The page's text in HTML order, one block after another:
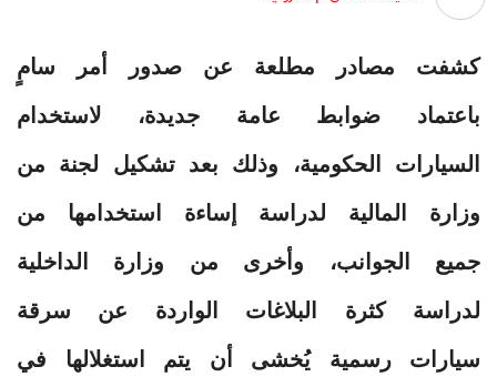
كشفت مصادر مطلعة عن صدور أمر سامٍ
باعتماد ضوابط عامة جديدة، لاستخدام
السيارات الحكومية، وذلك بعد تشكيل لجنة من
وزارة المالية لدراسة إساءة استخدامها من
جميع الجوانب، وأخرى من وزارة الداخلية
لدراسة كثرة البلاغات الواردة عن سرقة
سيارات رسمية يُخشى أن يتم استغلالها في